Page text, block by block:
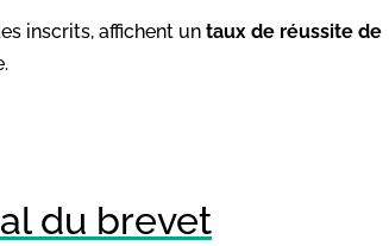
inscrits, affichent un taux de réussite de
du brevet